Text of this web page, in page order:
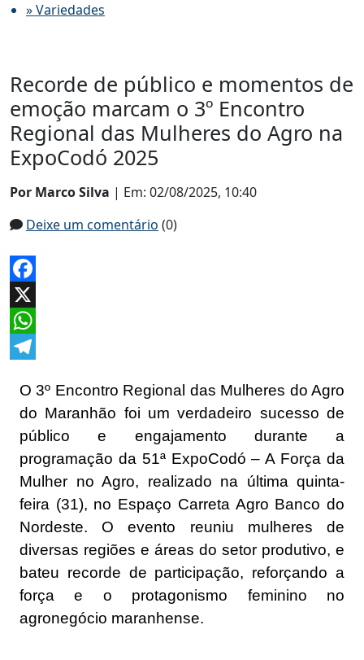
» Variedades
Recorde de público e momentos de
emoção marcam o 3º Encontro
Regional das Mulheres do Agro na
ExpoCodó 2025
Por Marco Silva | Em: 02/08/2025, 10:40
Deixe um comentário (0)
Facebook
X
WhatsApp
O 3º Encontro Regional das Mulheres do Agro
do Maranhão foi um verdadeiro sucesso de
público e engajamento durante a
programação da 51ª ExpoCodó – A Força da
Mulher no Agro, realizado na última quinta-
feira (31), no Espaço Carreta Agro Banco do
Nordeste. O evento reuniu mulheres de
diversas regiões e áreas do setor produtivo, e
bateu recorde de participação, reforçando a
força e o protagonismo feminino no
agronegócio maranhense.